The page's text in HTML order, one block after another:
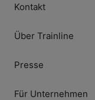
Kontakt
Über Trainline
Presse
Für Unternehmen